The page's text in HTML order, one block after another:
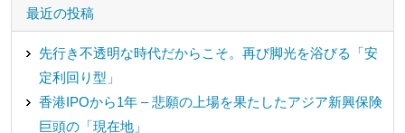
最近の投稿
先行き不透明な時代だからこそ。再び脚光を浴びる「安
定利回り型」
香港IPOから1年 – 悲願の上場を果たしたアジア新興保険
巨頭の「現在地」